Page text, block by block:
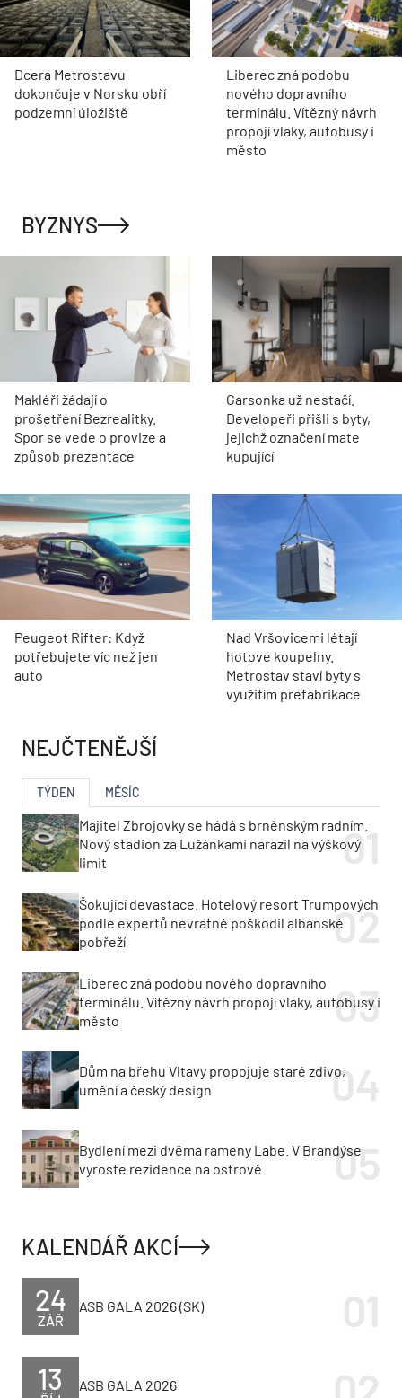
Dcera Metrostavu
dokončuje v Norsku obří
podzemní úložiště
Liberec zná podobu
nového dopravního
terminálu. Vítězný návrh
propojí vlaky, autobusy i
město
BYZNYS
Makléři žádají o
prošetření Bezrealitky.
Spor se vede o provize a
způsob prezentace
Garsonka už nestačí.
Developeři přišli s byty,
jejichž označení mate
kupující
Peugeot Rifter: Když
potřebujete víc než jen
auto
Nad Vršovicemi létají
hotové koupelny.
Metrostav staví byty s
využitím prefabrikace
NEJČTENĚJŠÍ
TÝDEN MĚSÍC
Majitel Zbrojovky se hádá s brněnským radním.
Nový stadion za Lužánkami narazil na výškový
limit
Šokující devastace. Hotelový resort Trumpových
podle expertů nevratně poškodil albánské
pobřeží
Liberec zná podobu nového dopravního
terminálu. Vítězný návrh propojí vlaky, autobusy i
město
Dům na břehu Vltavy propojuje staré zdivo,
umění a český design
Bydlení mezi dvěma rameny Labe. V Brandýse
vyroste rezidence na ostrově
KALENDÁŘ AKCÍ
ZÁŘ
24 ASB GALA 2026 (SK)
13 ASB GALA 2026